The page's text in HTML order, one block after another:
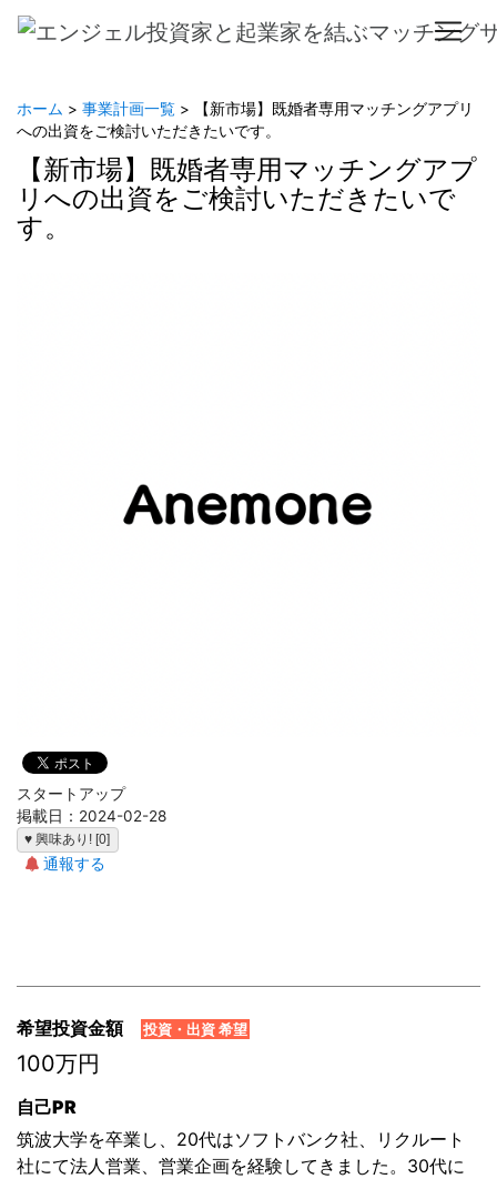
ホーム > 事業計画一覧 > 【新市場】既婚者専用マッチングアプリ
への出資をご検討いただきたいです。
【新市場】既婚者専用マッチングアプ
リへの出資をご検討いただきたいで
す。
スタートアップ
掲載日：2024-02-28
♥ 興味あり! [0]
通報する
希望投資金額 投資・出資 希望
100万円
自己PR
筑波大学を卒業し、20代はソフトバンク社、リクルート
社にて法人営業、営業企画を経験してきました。30代に